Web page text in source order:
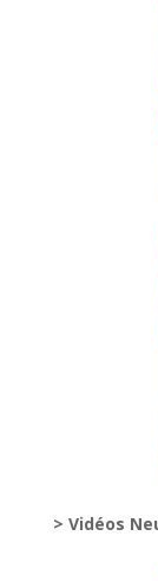
> Vidéos